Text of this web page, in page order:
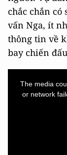
chắc chắn có
vấn Nga, ít
thông tin về
bay chiến
The media
or network